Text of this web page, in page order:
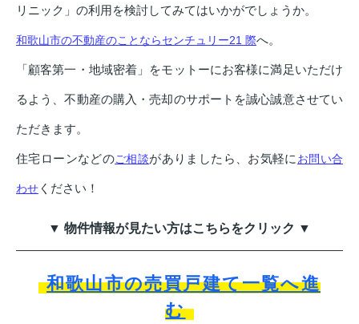
リニック」の利用を検討してみてはいかがでしょうか。
和歌山市の不動産のことならセンチュリー21 際へ。
「顧客第一・地域密着」をモットーにお客様に満足いただけ
るよう、不動産の購入・売却のサポートを誠心誠意させてい
ただきます。
住宅ローンなどのご相談がありましたら、お気軽に お問い合
わせ ください！
▼ 物件情報が見たい方はこちらをクリック ▼
和歌山市の売買戸建て一覧へ進
む